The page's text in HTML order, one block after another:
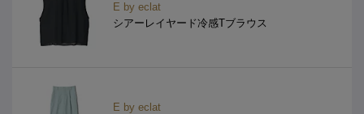
E by eclat
シアーレイヤード冷感Tブラウス
E by eclat